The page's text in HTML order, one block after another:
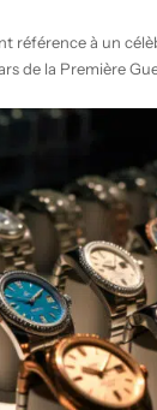
référence à un
de la Première